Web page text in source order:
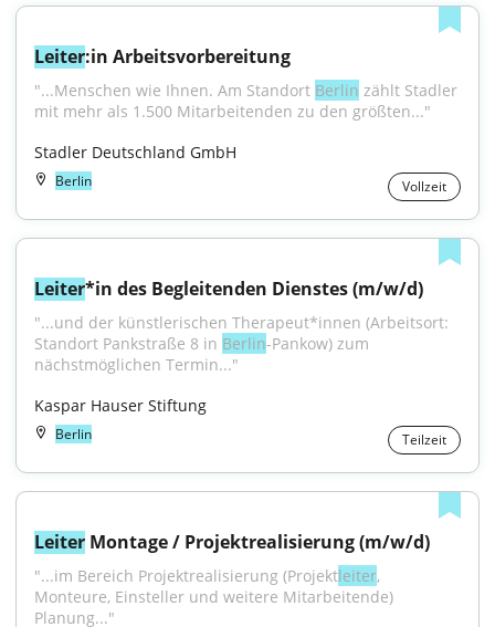
Leiter:in Arbeitsvorbereitung
"...Menschen wie Ihnen. Am Standort Berlin zählt Stadler
mit mehr als 1.500 Mitarbeitenden zu den größten..."
Stadler Deutschland GmbH
Berlin Vollzeit
Leiter*in des Begleitenden Dienstes (m/w/d)
"...und der künstlerischen Therapeut*innen (Arbeitsort:
Standort Pankstraße 8 in Berlin-Pankow) zum
nächstmöglichen Termin..."
Kaspar Hauser Stiftung
Berlin Teilzeit
Leiter Montage / Projektrealisierung (m/w/d)
"...im Bereich Projekt­realisierung (Projekt­leiter,
Monteure, Einsteller und weitere Mitarbeitende)
Planung..."